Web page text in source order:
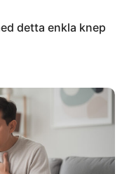
detta enkla knep